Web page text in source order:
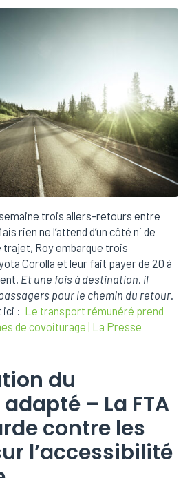
trois allers-retours entre
rien ne l’attend d’un côté ni de
trajet, Roy embarque trois
Corolla et leur fait payer de 20 à
. Et une fois à destination, il
pour le chemin du retour.
ici : Le transport rémunéré prend
de covoiturage | La Presse
du
– La FTA
contre les
l’accessibilité